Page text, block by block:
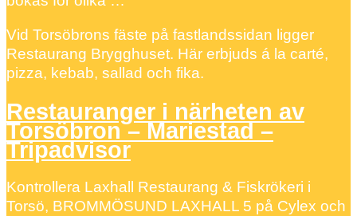
Vid Torsöbrons fäste på fastlandssidan ligger
Restaurang Brygghuset. Här erbjuds á la carté,
pizza, kebab, sallad och fika.
Restauranger i närheten av
Torsöbron – Mariestad –
Tripadvisor
Kontrollera Laxhall Restaurang & Fiskrökeri i
Torsö, BROMMÖSUND LAXHALL 5 på Cylex och